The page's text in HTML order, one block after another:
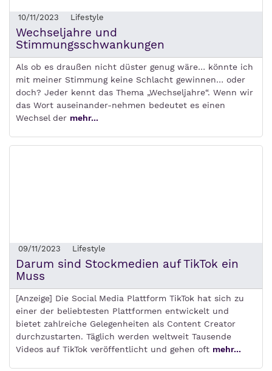
10/11/2023 Lifestyle
Wechseljahre und
Stimmungsschwankungen
Als ob es draußen nicht düster genug wäre… könnte ich
mit meiner Stimmung keine Schlacht gewinnen… oder
doch? Jeder kennt das Thema „Wechseljahre“. Wenn wir
das Wort auseinander-nehmen bedeutet es einen
Wechsel der mehr...
09/11/2023 Lifestyle
Darum sind Stockmedien auf TikTok ein
Muss
[Anzeige] Die Social Media Plattform TikTok hat sich zu
einer der beliebtesten Plattformen entwickelt und
bietet zahlreiche Gelegenheiten als Content Creator
durchzustarten. Täglich werden weltweit Tausende
Videos auf TikTok veröffentlicht und gehen oft mehr...